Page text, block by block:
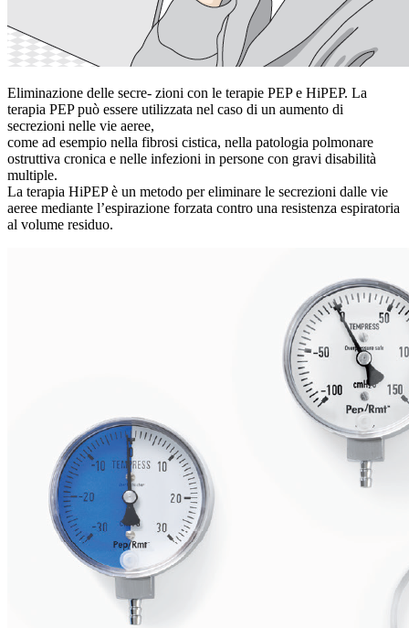
Eliminazione delle secre- zioni con le terapie PEP e HiPEP. La
terapia PEP può essere utilizzata nel caso di un aumento di
secrezioni nelle vie aeree,
come ad esempio nella fibrosi cistica, nella patologia polmonare
ostruttiva cronica e nelle infezioni in persone con gravi disabilità
multiple.
La terapia HiPEP è un metodo per eliminare le secrezioni dalle vie
aeree mediante l’espirazione forzata contro una resistenza espiratoria
al volume residuo.